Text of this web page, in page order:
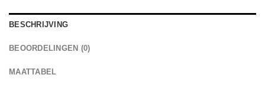
BESCHRIJVING
BEOORDELINGEN (0)
MAATTABEL